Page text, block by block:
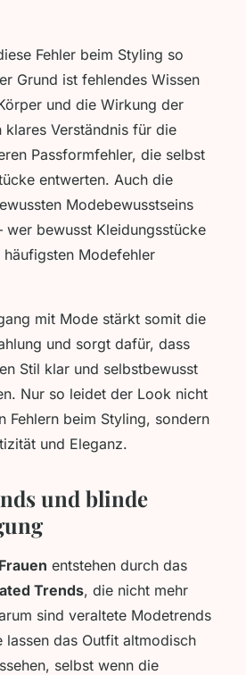
Fehler beim Styling so
Grund ist fehlendes Wissen
und die Wirkung der
klares Verständnis für die
Passformfehler, die selbst
entwerten. Auch die
Modebewusstseins
wer bewusst Kleidungsstücke
Modefehler
mit Mode stärkt somit die
und sorgt dafür, dass
Stil klar und selbstbewusst
Nur so leidet der Look nicht
Fehlern beim Styling, sondern
und Eleganz.
und blinde
entstehen durch das
Trends, die nicht mehr
sind veraltete Modetrends
lassen das Outfit altmodisch
selbst wenn die